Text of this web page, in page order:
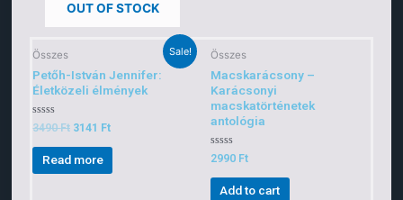
Sale!
OUT OF STOCK
Összes
Petőh-István Jennifer:
Életközeli élmények
Rated
0
out
3490Ft 3141 Ft
Read more
Összes
Macskarácsony –
Karácsonyi
macskatörténetek
antológia
Rated
0
out
2990 Ft
Add to cart